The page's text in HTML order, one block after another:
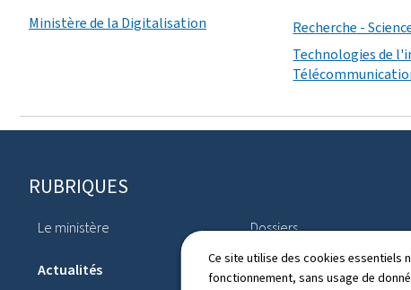
Ce site utilise des cookies essentiels
fonctionnement, sans usage de
Ministère de la Digitalisation
Recherche -
Technologies de
Pied
de
RUBRIQUES
Le ministère
Actualités
Dossiers
Axes stratégiques